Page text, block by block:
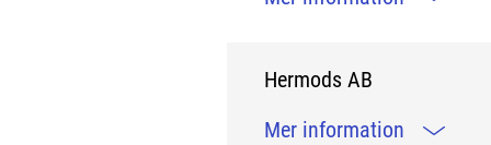
Hermods AB
Mer information